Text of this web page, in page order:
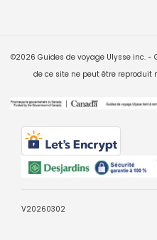
©2026 Guides de voyage Ulysse inc. -
de ce site ne peut être
V20260302